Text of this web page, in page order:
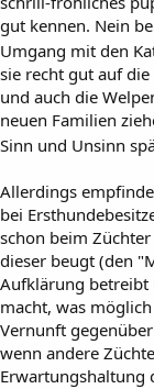
gut kennen. Nein
Umgang mit den
sie recht gut auf
und auch die
neuen Familien
Sinn und Unsinn
Allerdings
bei
schon beim
dieser beugt (den
Aufklärung betreibt
macht, was
Vernunft
wenn andere
Erwartungshaltung